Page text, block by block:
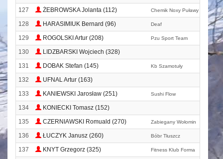
127 ŻEBROWSKA Jolanta (112) Chemik Noxy Puławy
128 HARASIMIUK Bernard (96) Deaf
129 ROGOLSKI Artur (208) Pzu Sport Team
130
LIDZBARSKI Wojciech (328)
131
DOBAK Stefan (145) Kb Szamotuły
132
UFNAL Artur (163)
133
KANIEWSKI Jarosław (251) Sushi Flow
134
KONIECKI Tomasz (152)
135
CZERNIAWSKI Romuald (270) Zabiegany Wołomin
136 ŁUCZYK Janusz (260) Bóbr Tłuszcz
137 KNYT Grzegorz (325) Fitness Klub Forma